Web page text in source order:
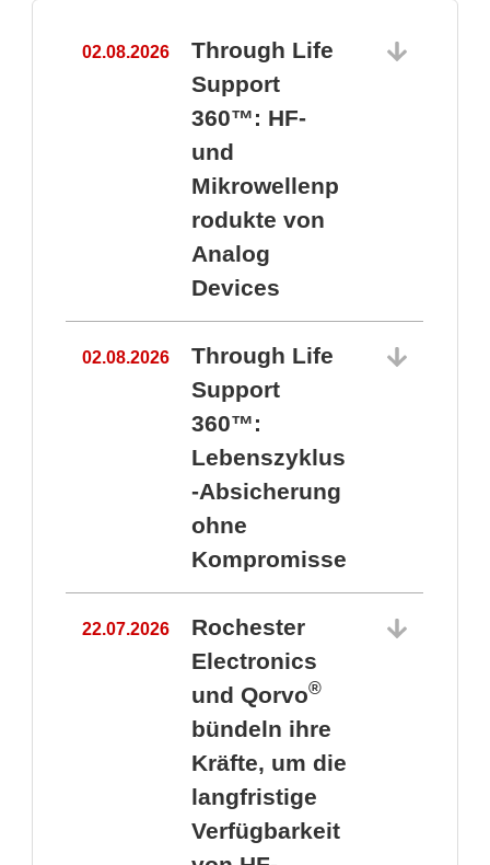
02.08.2026
Through Life
Support
360™: HF-
und
Mikrowellenp
rodukte von
Analog
Devices
02.08.2026
Through Life
Support
360™:
Lebenszyklus
-Absicherung
ohne
Kompromisse
22.07.2026
Rochester
Electronics
und Qorvo®
bündeln ihre
Kräfte, um die
langfristige
Verfügbarkeit